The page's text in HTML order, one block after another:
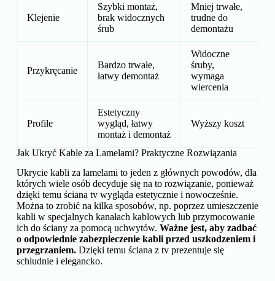
Klejenie
Szybki montaż,
brak widocznych
śrub
Mniej trwałe,
trudne do
demontażu
Przykręcanie
Bardzo trwałe,
łatwy demontaż
Widoczne
śruby,
wymaga
wiercenia
Profile
Estetyczny
wygląd, łatwy
montaż i demontaż
Wyższy koszt
Jak Ukryć Kable za Lamelami? Praktyczne Rozwiązania
Ukrycie kabli za lamelami to jeden z głównych powodów, dla
których wiele osób decyduje się na to rozwiązanie, ponieważ
dzięki temu ściana tv wygląda estetycznie i nowocześnie.
Można to zrobić na kilka sposobów, np. poprzez umieszczenie
kabli w specjalnych kanałach kablowych lub przymocowanie
ich do ściany za pomocą uchwytów. Ważne jest, aby zadbać
o odpowiednie zabezpieczenie kabli przed uszkodzeniem i
przegrzaniem.Dzięki temu ściana z tv prezentuje się
schludnie i elegancko.